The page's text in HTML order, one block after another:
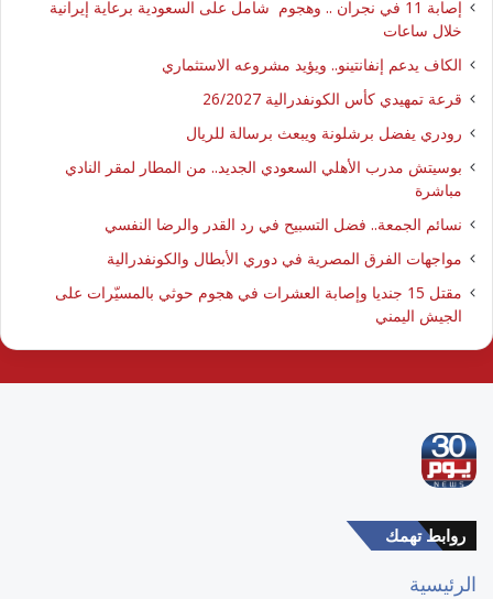
إصابة 11 في نجران .. وهجوم شامل على السعودية برعاية إيرانية
خلال ساعات
الكاف يدعم إنفانتينو.. ويؤيد مشروعه الاستثماري
قرعة تمهيدي كأس الكونفدرالية 26/2027
رودري يفضل برشلونة ويبعث برسالة للريال
بوسيتش مدرب الأهلي السعودي الجديد.. من المطار لمقر النادي
مباشرة
نسائم الجمعة.. فضل التسبيح في رد القدر والرضا النفسي
مواجهات الفرق المصرية في دوري الأبطال والكونفدرالية
مقتل 15 جنديا وإصابة العشرات في هجوم حوثي بالمسيّرات على
الجيش اليمني
روابط تهمك
الرئيسية